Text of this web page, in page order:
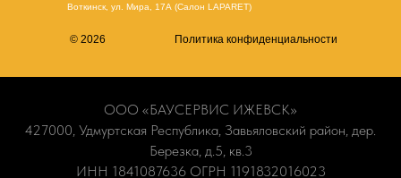
Воткинск, ул. Мира, 17А (Салон LAPARET)
© 2026 Политика конфиденциальности
ООО «БАУСЕРВИС ИЖЕВСК»
427000, Удмуртская Республика, Завьяловский район, дер.
Березка, д.5, кв.3
ИНН 1841087636 ОГРН 1191832016023